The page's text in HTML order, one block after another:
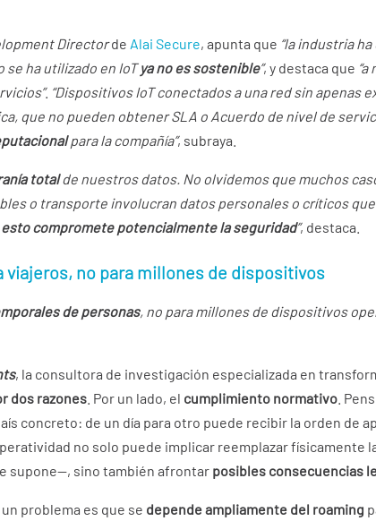
Directorde Alai Secure, apunta que “la industria
se ha utilizado en IoTya no es sostenible”, y destaca que
. “Dispositivos IoT conectados a una red sin apenas
que no pueden obtener SLA o Acuerdo de nivel de
para la compañía”, subraya.
totalde nuestros datos. No olvidemos que muchos
o transporte involucran datos personales o críticos
esto compromete potencialmente la seguridad”, destaca.
viajeros, no para millones de dispositivos
de personas, no para millones de dispositivos
, la consultora de investigación especializada en
dos razones . Por un lado, el cumplimiento normativo .
concreto: de un día para otro puede recibir la orden de
no solo puede implicar reemplazar físicamente
supone—, sino también afrontar posibles consecuencias
problema es que se depende ampliamente del roaming